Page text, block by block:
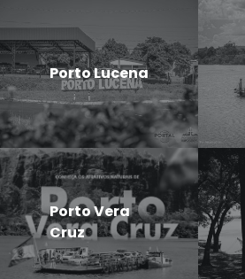
Porto Lucena
Porto Vera
Cruz